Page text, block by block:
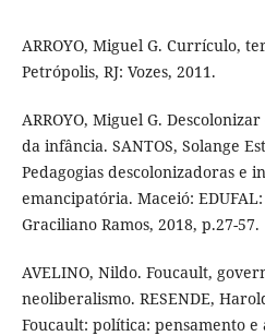
ARROYO, Miguel G. Currículo,
Petrópolis, RJ: Vozes, 2011.
ARROYO, Miguel G.
da infância. SANTOS, Solange
Pedagogias descolonizadoras e
emancipatória. Maceió:
Graciliano Ramos, 2018, p.27-57.
AVELINO, Nildo. Foucault,
neoliberalismo. RESENDE,
Foucault: política: pensamento e